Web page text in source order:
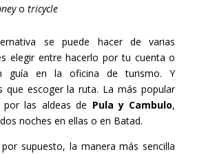
o tricycle
se puede hacer de varias
elegir entre hacerlo por tu cuenta o
guía en la oficina de turismo. Y
que escoger la ruta. La más popular
las aldeas de Pula y Cambulo,
noches en ellas o en Batad.
supuesto, la manera más sencilla